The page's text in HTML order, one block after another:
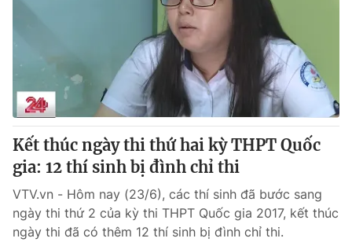
Kết thúc ngày thi thứ hai kỳ THPT Quốc
gia: 12 thí sinh bị đình chỉ thi
VTV.vn - Hôm nay (23/6), các thí sinh đã bước sang
ngày thi thứ 2 của kỳ thi THPT Quốc gia 2017, kết thúc
ngày thi đã có thêm 12 thí sinh bị đình chỉ thi.